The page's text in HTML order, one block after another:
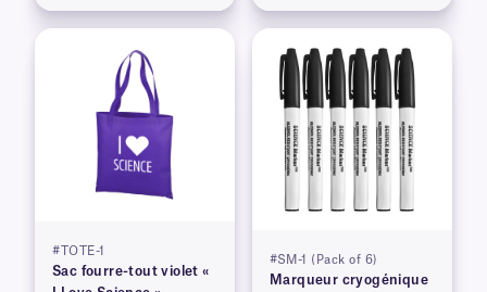
#TOTE-1
Sac fourre-tout violet «
#SM-1 (Pack of 6)
Marqueur cryogénique